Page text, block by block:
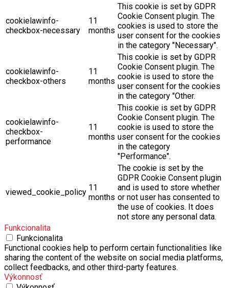
cookielawinfo-
checkbox-necessary
11
months
This cookie is set by GDPR
Cookie Consent plugin. The
cookies is used to store the
user consent for the cookies
in the category "Necessary".
cookielawinfo-
checkbox-others
11
months
This cookie is set by GDPR
Cookie Consent plugin. The
cookie is used to store the
user consent for the cookies
in the category "Other.
cookielawinfo-
checkbox-
performance
11
months
This cookie is set by GDPR
Cookie Consent plugin. The
cookie is used to store the
user consent for the cookies
in the category
"Performance".
viewed_cookie_policy 11
months
The cookie is set by the
GDPR Cookie Consent plugin
and is used to store whether
or not user has consented to
the use of cookies. It does
not store any personal data.
Funkcionalita
Funkcionalita
Functional cookies help to perform certain functionalities like
sharing the content of the website on social media platforms,
collect feedbacks, and other third-party features.
Výkonnosť